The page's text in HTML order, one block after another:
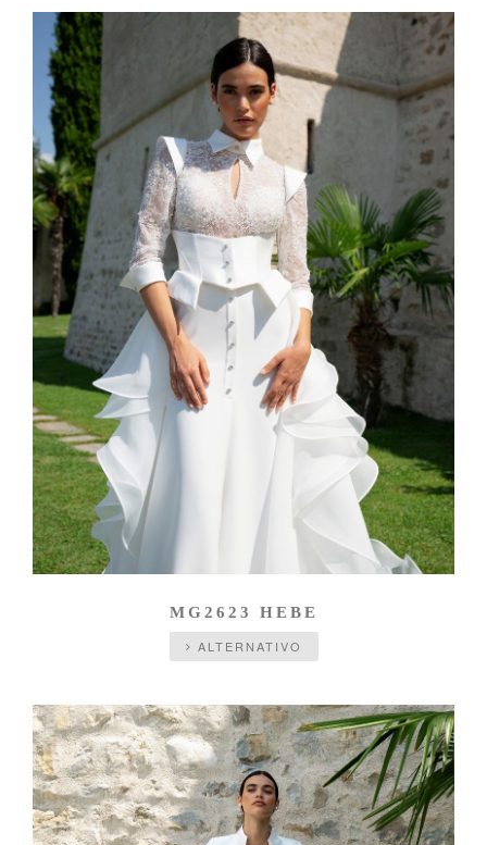
MG2623 HEBE
ALTERNATIVO